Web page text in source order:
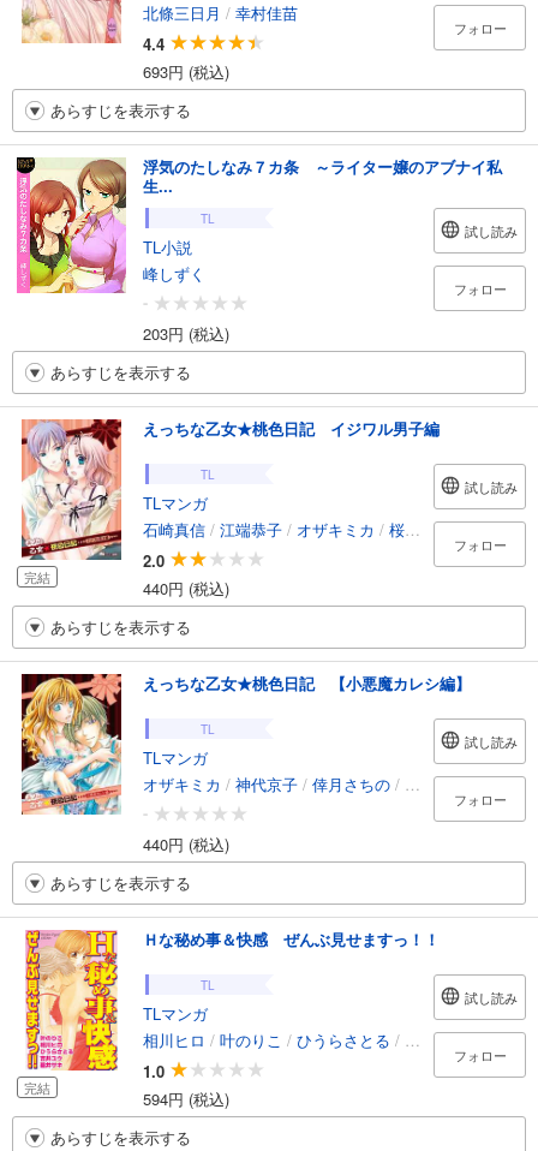
北條三日月 / 幸村佳苗
4.4
693円 (税込)
フォロー
あらすじを表示する
浮気のたしなみ７カ条 ～ライター嬢のアブナイ私
生...
TL
TL小説
峰しずく
-
203円 (税込)
試し読み
フォロー
あらすじを表示する
完結
えっちな乙女★桃色日記 イジワル男子編
TL
TLマンガ
石崎真信 / 江端恭子 / オザキミカ / 桜井あなの /田中琳
2.0
440円 (税込)
試し読み
フォロー
あらすじを表示する
えっちな乙女★桃色日記 【小悪魔カレシ編】
TL
TLマンガ
オザキミカ / 神代京子 / 倖月さちの / 咲 /田中琳/橋本
-
440円 (税込)
試し読み
フォロー
あらすじを表示する
完結
Ｈな秘め事＆快感 ぜんぶ見せますっ！！
TL
TLマンガ
相川ヒロ / 叶のりこ / ひうらさとる / 吉井ユウ/碧井サ
1.0
594円 (税込)
試し読み
フォロー
あらすじを表示する